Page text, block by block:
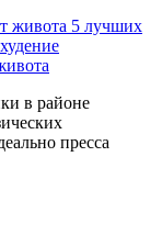
5 лучших
в районе
пресса